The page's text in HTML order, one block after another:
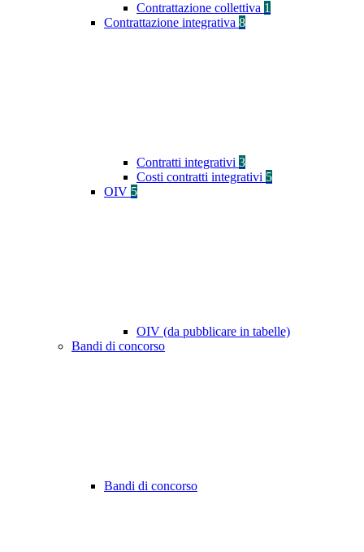
Contrattazione collettiva 1
Contrattazione integrativa 8
Contratti integrativi 3
Costi contratti integrativi 5
OIV 5
OIV (da pubblicare in tabelle)
Bandi di concorso
Bandi di concorso